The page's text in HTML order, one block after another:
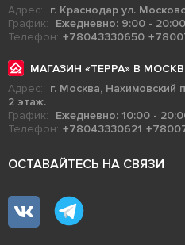
Адрес:
г. Краснодар ул.
График:
Ежедневно: 9:00 - 20:00
Телефон: +78043330650
МАГАЗИН «ТЕРРА» В
Адрес:
г. Москва, Нахимовский
2 этаж.
График:
Ежедневно: 10:00 -
Телефон: +78043330621
ОСТАВАЙТЕСЬ НА СВЯЗИ